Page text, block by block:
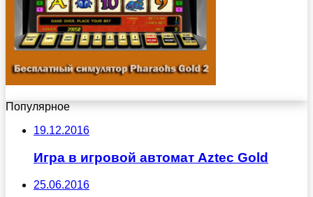
Популярное
19.12.2016
Игра в игровой автомат Aztec Gold
25.06.2016